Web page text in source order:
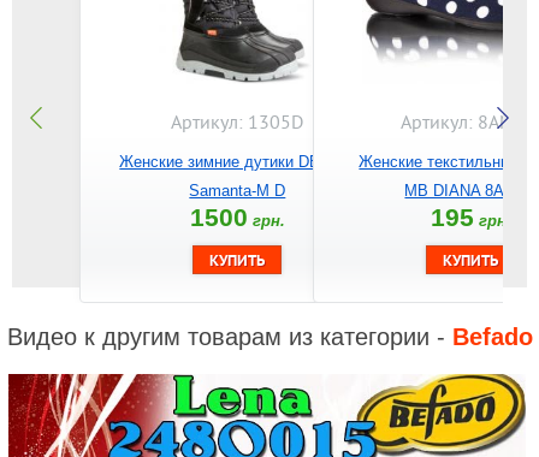
Артикул: 1305D
Женские зимние дутики DEMAR
Samanta-M D
1500 грн.
Артикул: 8AN2/
Женские текстильные
MB DIANA 8AN2/6
195 грн.
Видео к другим товарам из категории - Befado